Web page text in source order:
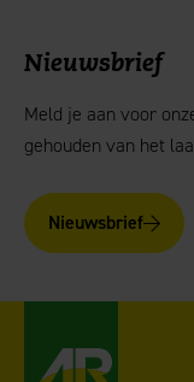
Nieuwsbrief
Meld je aan voor
gehouden van het
Nieuwsbrief